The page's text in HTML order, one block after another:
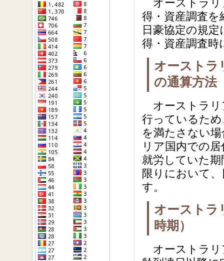
オーストラリ
得・資産調査
日豪協定の規
得・資産調査
オーストラ
の通算方法
オーストラリ
行っているた
を満たさない
リア国内での
就労していた期
限りにおいて
す。
オーストラ
時期）
オーストラリ